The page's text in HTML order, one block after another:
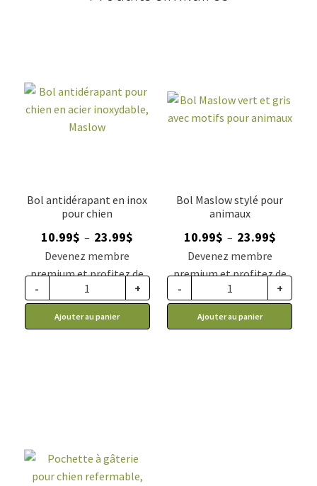
Bol antidérapant en inox
pour chien
10.99$ – 23.99$
prix :
10.99$
à
23.99$
Devenez membre
premium et profitez de
ce prix rabais : 9.07$ CA
- +
Ajouter au panier
Bol Maslow stylé pour
animaux
10.99$ – 23.99$Plage
prix :
10.99$
à
23.99$
Devenez membre
premium et profitez de
ce prix rabais : 9.07$ CA
- +
Ajouter au panier